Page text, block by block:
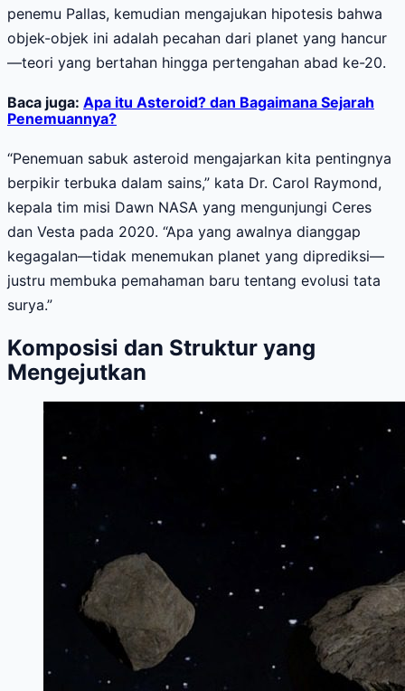
penemu Pallas, kemudian mengajukan hipotesis bahwa
objek-objek ini adalah pecahan dari planet yang hancur
—teori yang bertahan hingga pertengahan abad ke-20.
Baca juga: Apa itu Asteroid? dan Bagaimana Sejarah
Penemuannya?
“Penemuan sabuk asteroid mengajarkan kita pentingnya
berpikir terbuka dalam sains,” kata Dr. Carol Raymond,
kepala tim misi Dawn NASA yang mengunjungi Ceres
dan Vesta pada 2020. “Apa yang awalnya dianggap
kegagalan—tidak menemukan planet yang diprediksi—
justru membuka pemahaman baru tentang evolusi tata
surya.”
Komposisi dan Struktur yang
Mengejutkan